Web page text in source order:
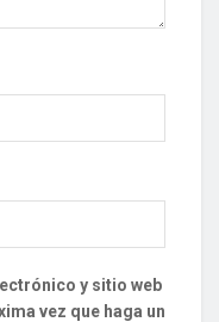
y sitio web
vez que haga un